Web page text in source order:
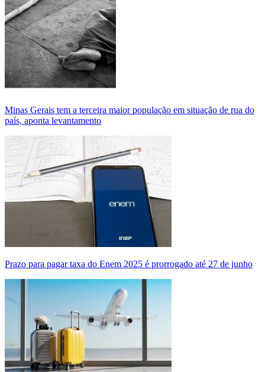
Minas Gerais tem a terceira maior população em situação de rua do
país, aponta levantamento
Prazo para pagar taxa do Enem 2025 é prorrogado até 27 de junho